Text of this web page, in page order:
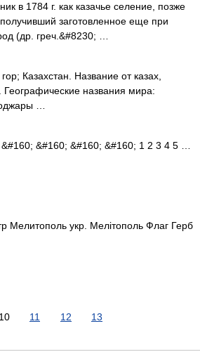
в 1784 г. как казачье селение, позже
заготовленное еще при
(др. греч.&#8230; …
Казахстан. Название от казах,
названия мира:
…
&#160; &#160; &#160; 1 2 3 4 5 …
Мелитополь укр. Мелітополь Флаг Герб
10 11 12 13